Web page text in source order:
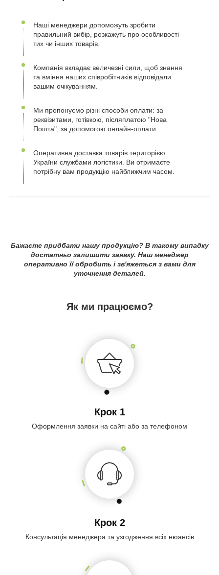
Наші менеджери допоможуть зробити
правильний вибір, розкажуть про особливості
тих чи інших товарів.
Компанія вкладає величезні сили, щоб знання
та вміння наших співробітників відповідали
вашим очікуванням.
Ми пропонуємо різні способи оплати: за
реквізитами, готівкою, післяплатою "Нова
Пошта", за допомогою онлайн-оплати.
Оперативна доставка товарів територією
України службами логістики. Ви отримаєте
потрібну вам продукцію найближчим часом.
Бажаєте придбати нашу продукцію? В такому випадку
достатньо залишити заявку. Наш менеджер
оперативно її обробить і зв'яжеться з вами для
уточнення деталей.
Як ми працюємо?
Крок 1
Оформлення заявки на сайті або за телефоном
Крок 2
Консультація менеджера та узгодження всіх нюансів